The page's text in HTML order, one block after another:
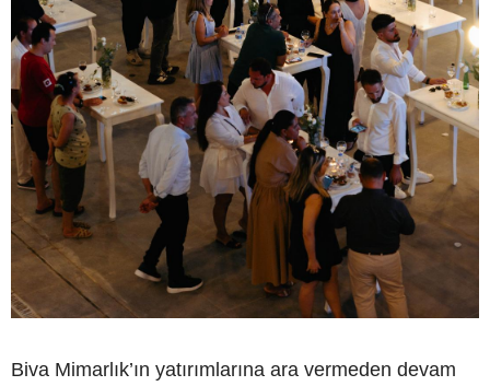
Biva Mimarlık’ın yatırımlarına ara vermeden devam